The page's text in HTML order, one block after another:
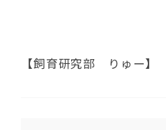
【飼育研究部 りゅー】